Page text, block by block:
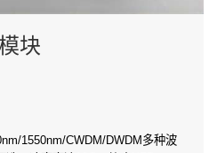
块
1550nm/CWDM/DWDM多种波